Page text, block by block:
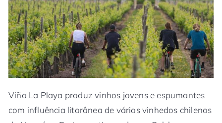
Viña La Playa produz vinhos jovens e espumantes
com influência litorânea de vários vinhedos chilenos